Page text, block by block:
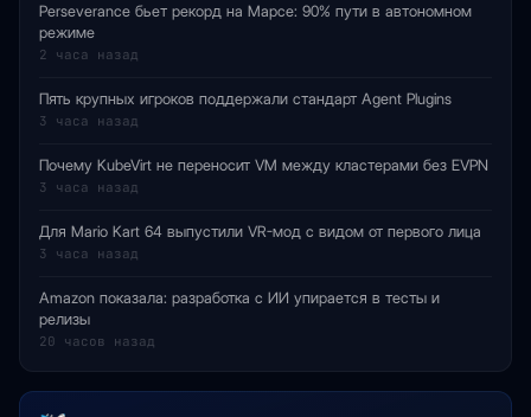
Perseverance бьет рекорд на Марсе: 90% пути в автономном
режиме
2 часа назад
Пять крупных игроков поддержали стандарт Agent Plugins
3 часа назад
Почему KubeVirt не переносит VM между кластерами без EVPN
3 часа назад
Для Mario Kart 64 выпустили VR-мод с видом от первого лица
3 часа назад
Amazon показала: разработка с ИИ упирается в тесты и
релизы
20 часов назад